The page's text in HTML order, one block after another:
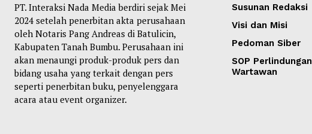
PT. Interaksi Nada Media berdiri sejak Mei
2024 setelah penerbitan akta perusahaan
oleh Notaris Pang Andreas di Batulicin,
Kabupaten Tanah Bumbu. Perusahaan ini
akan menaungi produk-produk pers dan
bidang usaha yang terkait dengan pers
seperti penerbitan buku, penyelenggara
acara atau event organizer.
Susunan Redaksi
Visi dan Misi
Pedoman Siber
SOP Perlindungan
Wartawan